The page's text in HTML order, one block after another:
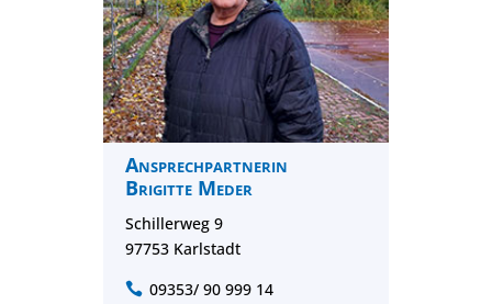
Ansprechpartnerin
Brigitte Meder
Schillerweg 9
97753 Karlstadt
 09353/ 90 999 14